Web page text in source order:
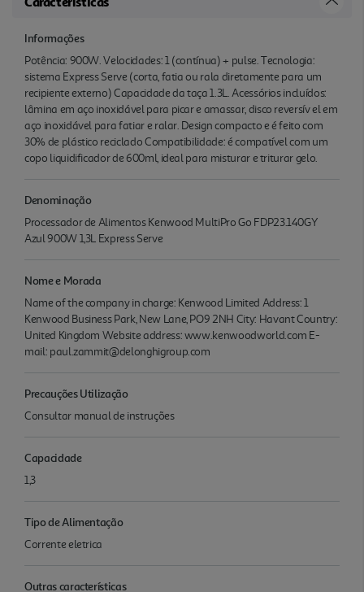
Informações
Potência: 900W. Velocidades: 1 (contínua) + pulse. Tecnologia:
sistema Express Serve (corta, fatia ou rala diretamente para um
recipiente externo) Capacidade da taça 1.3L. Acessórios incluídos:
lâmina em aço inoxidável para picar e amassar, disco reversív el em
aço inoxidável para fatiar e ralar. Design compacto e é feito com
30% de plástico reciclado Compatibilidade: é compatível com um
copo liquidificador de 600ml, ideal para misturar e triturar gelo.
Denominação
Processador de Alimentos Kenwood MultiPro Go FDP23.140GY
Azul 900W 1,3L Express Serve
Nome e Morada
Name of the company in charge: Kenwood Limited Address: 1
Kenwood Business Park, New Lane, PO9 2NH City: Havant Country:
United Kingdom Website address: www.kenwoodworld.com E-
mail: paul.zammit@delonghigroup.com
Precauções Utilização
Consultar manual de instruções
Capacidade
1,3
Tipo de Alimentação
Corrente eletrica
Outras características